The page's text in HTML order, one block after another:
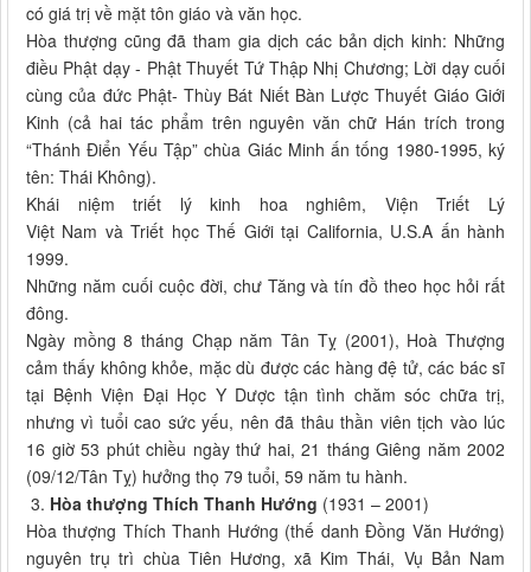
có giá trị về mặt tôn giáo và văn học.
Hòa thượng cũng đã tham gia dịch các bản dịch kinh: Những
điều Phật dạy - Phật Thuyết Tứ Thập Nhị Chương; Lời dạy cuối
cùng của đức Phật- Thùy Bát Niết Bàn Lược Thuyết Giáo Giới
Kinh (cả hai tác phẩm trên nguyên văn chữ Hán trích trong
“Thánh Điển Yếu Tập” chùa Giác Minh ấn tống 1980-1995, ký
tên: Thái Không).
Khái niệm triết lý kinh hoa nghiêm, Viện Triết Lý
Việt Nam và Triết học Thế Giới tại California, U.S.A ấn hành
1999.
Những năm cuối cuộc đời, chư Tăng và tín đồ theo học hỏi rất
đông.
Ngày mồng 8 tháng Chạp năm Tân Tỵ (2001), Hoà Thượng
cảm thấy không khỏe, mặc dù được các hàng đệ tử, các bác sĩ
tại Bệnh Viện Đại Học Y Dược tận tình chăm sóc chữa trị,
nhưng vì tuổi cao sức yếu, nên đã thâu thần viên tịch vào lúc
16 giờ 53 phút chiều ngày thứ hai, 21 tháng Giêng năm 2002
(09/12/Tân Tỵ) hưởng thọ 79 tuổi, 59 năm tu hành.
3. Hòa thượng Thích Thanh Hướng (1931 – 2001)
Hòa thượng Thích Thanh Hướng (thế danh Đồng Văn Hướng)
nguyên trụ trì chùa Tiên Hương, xã Kim Thái, Vụ Bản Nam